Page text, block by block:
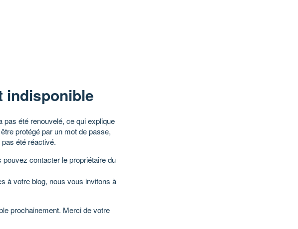
indisponible
pas été renouvelé, ce qui explique
protégé par un mot de passe,
pas été réactivé.
contacter le propriétaire du
à votre blog, nous vous invitons à
prochainement. Merci de votre